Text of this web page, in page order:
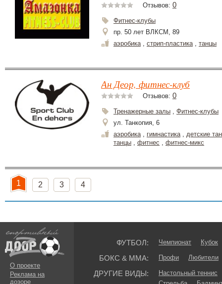
Отзывов: 0
Фитнес-клубы
пр. 50 лет ВЛКСМ, 89
аэробика, стрип-пластика, танцы
Ан Деор, фитнес-клуб
Отзывов: 0
Тренажерные залы , Фитнес-клубы
ул. Танкопия, 6
аэробика, гимнастика, детские
танцы , фитнес , фитнес-микс
1 2 3 4
О проекте
Реклама на
дозоре
ФУТБОЛ: Чемпионат Кубок
БОКС & ММА: Профи Любители
ДРУГИЕ ВИДЫ:
Настольный теннис